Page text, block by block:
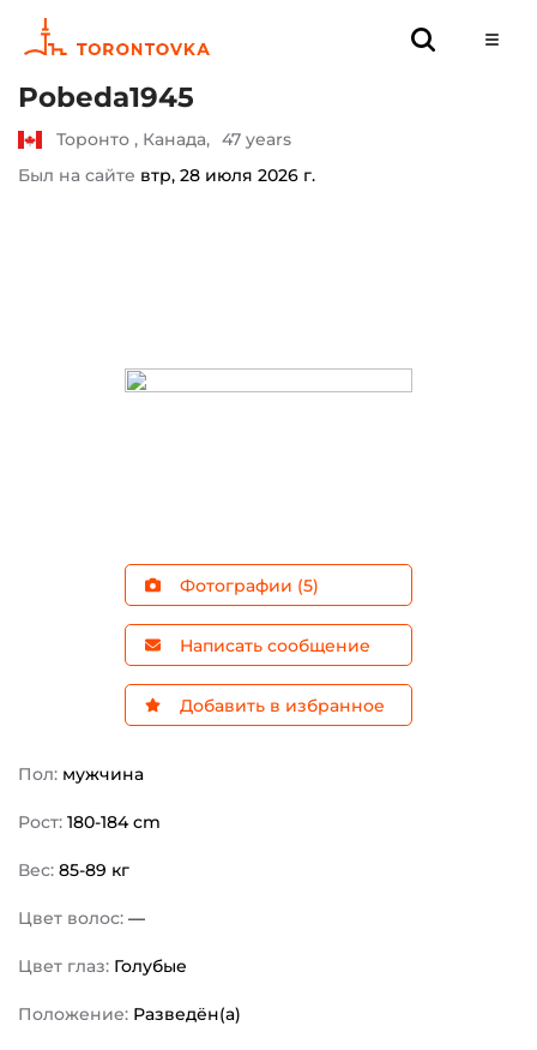
Pobeda1945
Торонто , Канада, 47 years
Был на сайте втр, 28 июля 2026 г.
Фотографии (5)
Написать сообщение
Добавить в избранное
Пол: мужчина
Рост: 180-184 cm
Вес: 85-89 кг
Цвет волос: —
Цвет глаз: Голубые
Положение: Разведён(а)